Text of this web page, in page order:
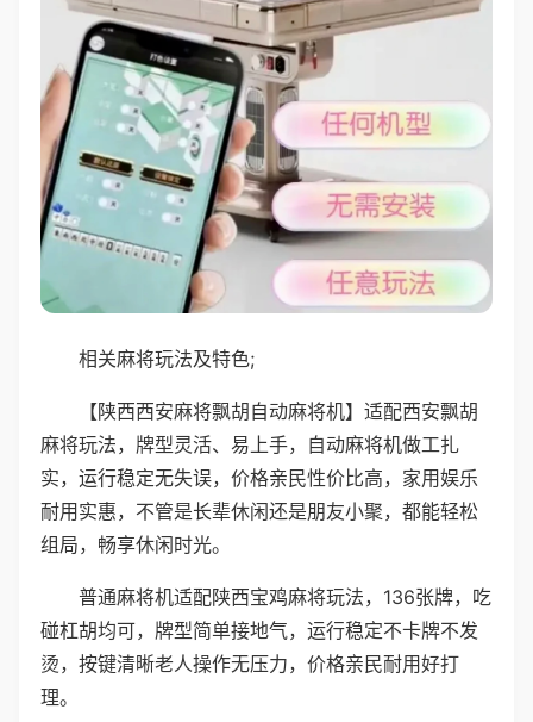
相关麻将玩法及特色;
【陕西西安麻将飘胡自动麻将机】适配西安飘胡
麻将玩法，牌型灵活、易上手，自动麻将机做工扎
实，运行稳定无失误，价格亲民性价比高，家用娱乐
耐用实惠，不管是长辈休闲还是朋友小聚，都能轻松
组局，畅享休闲时光。
普通麻将机适配陕西宝鸡麻将玩法，136张牌，吃
碰杠胡均可，牌型简单接地气，运行稳定不卡牌不发
烫，按键清晰老人操作无压力，价格亲民耐用好打
理。